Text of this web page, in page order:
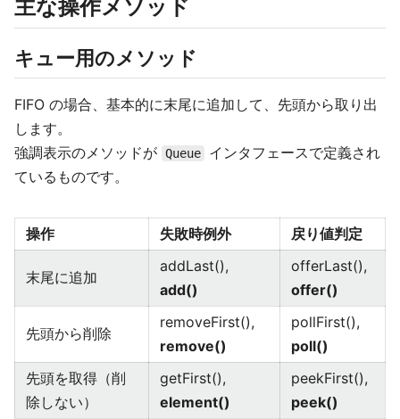
主な操作メソッド
キュー用のメソッド
FIFO の場合、基本的に末尾に追加して、先頭から取り出
します。
強調表示のメソッドが Queue
インタフェースで定義され
ているものです。
操作 失敗時例外 戻り値判定
末尾に追加
addLast(),
add()
offerLast(),
offer()
先頭から削除
removeFirst(),
remove()
pollFirst(),
poll()
先頭を取得（削
除しない）
getFirst(),
element()
peekFirst(),
peek()